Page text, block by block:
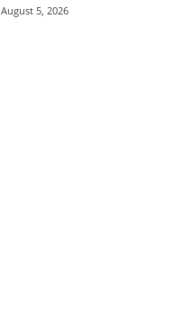
August 5, 2026